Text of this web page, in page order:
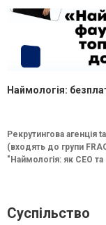
Наймологія:
Рекрутингова агенція
(входять до групи
"Наймологія: як СEO
Суспільство